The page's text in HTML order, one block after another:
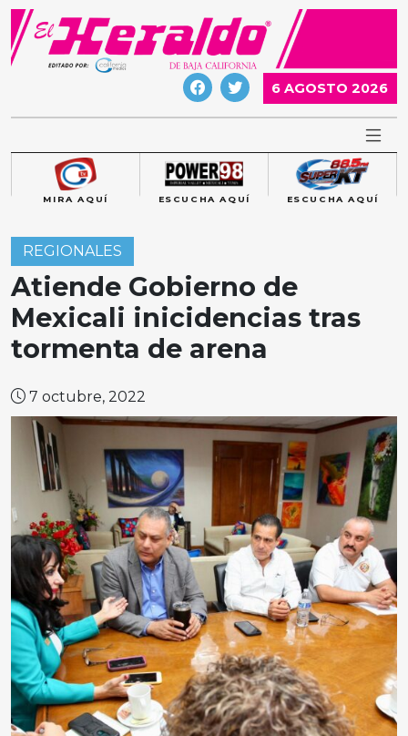
Skip
content
6 AGOSTO 2026
MIRA AQUÍ ESCUCHA AQUÍ ESCUCHA AQUÍ
REGIONALES
Atiende Gobierno de
Mexicali inicidencias tras
tormenta de arena
7 octubre, 2022